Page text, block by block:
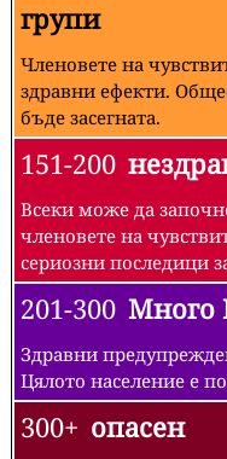
групи
Членовете на
здравни ефекти.
бъде засегната.
151-200
Всеки може да
членовете на
сериозни последици
201-300 Много
Здравни
Цялото население е
300+ опасен